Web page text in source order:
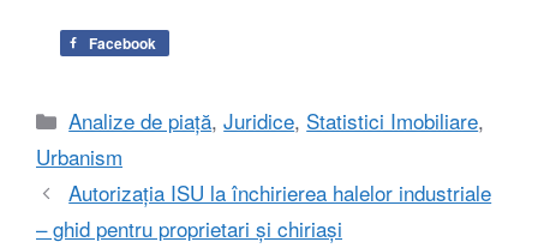
Facebook
Categorii
Analize de piață,Juridice, Statistici Imobiliare,
Urbanism
Autorizația ISU la închirierea halelor industriale
– ghid pentru proprietari și chiriași